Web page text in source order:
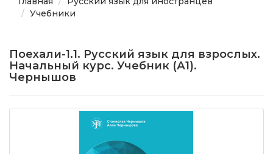
Учебники
Поехали-1.1. Русский язык для взрослых.
Начальный курс. Учебник (А1).
Чернышов